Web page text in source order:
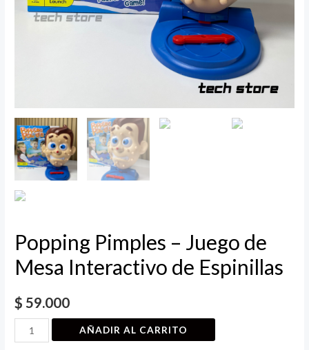
Popping Pimples – Juego de
Mesa Interactivo de Espinillas
$ 59.000
Popping
Pimples
AÑADIR AL CARRITO